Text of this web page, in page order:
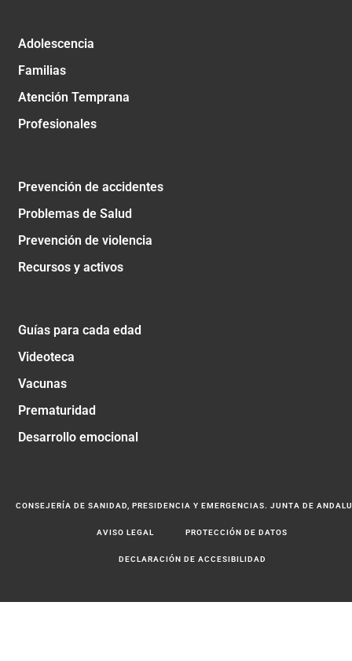
Adolescencia
Familias
Atención Temprana
Profesionales
Prevención de accidentes
Problemas de Salud
Prevención de violencia
Recursos y activos
Guías para cada edad
Videoteca
Vacunas
Prematuridad
Desarrollo emocional
CONSEJERÍA DE SANIDAD, PRESIDENCIA Y EMERGENCIAS. JUNTA DE
AVISO LEGAL PROTECCIÓN DE DATOS
DECLARACIÓN DE ACCESIBILIDAD